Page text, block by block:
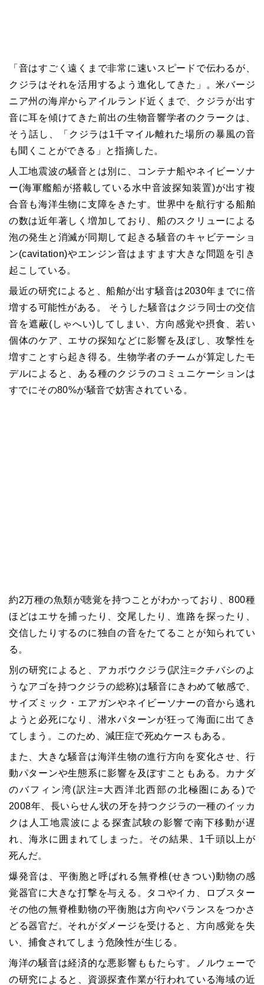
「音はすごく遠くまで非常に速いスピードで伝わるが、
クジラはそれを活用するよう進化してきた」。米バージ
ニア州の海岸からアイルランド近くまで、クジラが出す
音に耳を傾けてきた前出の生物音響学者のクラークは、
そう話し、「クジラは1千マイル離れた場所の暴風の音
も聞くことができる」と指摘した。
人工地震波の騒音とは別に、コンテナ船やネイビーソナ
ー(海軍艦船が搭載している水中音波探知装置)が出す複
合音も海洋生物に支障をきたす。世界中を航行する船舶
の数は近年著しく増加しており、船のスクリューによる
泡の発生と消滅が同期して起きる騒音のキャビテーショ
ン(cavitation)やエンジン音はますます大きな問題を引き
起こしている。
最近の研究によると、船舶が出す騒音は2030年までに倍
増する可能性がある。 そうした騒音はクジラ同士の交信
音を遮蔽(しゃへい)してしまい、方向感覚や摂食、若い
個体のケア、エサの探知などに影響を及ぼし、攻撃性を
増すことすら起き得る。生物学者のチームが算定したモ
デルによると、ある種のクジラのコミュニケーションは
すでにその80%が騒音で妨害されている。
約2万種の魚類が聴覚を持つことがわかっており、800種
ほどはエサを捕ったり、交尾したり、進路を探ったり、
交信したりするのに独自の音をたてることが知られてい
る。
別の研究によると、アカボウクジラ(訳注=クチバシのよ
うなアゴを持つクジラの総称)は騒音にきわめて敏感で、
サイズミック・エアガンやネイビーソナーの音から逃れ
ようと必死になり、潜水パターンが狂って海面に出てき
てしまう。このため、減圧症で死ぬケースもある。
また、大きな騒音は海洋生物の進行方向を変化させ、行
動パターンや生態系に影響を及ぼすこともある。カナダ
のバフィン湾(訳注=大西洋北西部の北極圏にある)で
2008年、長いらせん状の牙を持つクジラの一種のイッカ
クは人工地震波による探査試験の影響で南下移動が遅
れ、海氷に囲まれてしまった。その結果、1千頭以上が
死んだ。
爆発音は、平衡胞と呼ばれる無脊椎(せきつい)動物の感
覚器官に大きな打撃を与える。タコやイカ、ロブスター
その他の無脊椎動物の平衡胞は方向やバランスをつかさ
どる器官だ。それがダメージを受けると、方向感覚を失
い、捕食されてしまう危険性が生じる。
海洋の騒音は経済的な悪影響ももたらす。ノルウェーで
の研究によると、資源探査作業が行われている海域の近